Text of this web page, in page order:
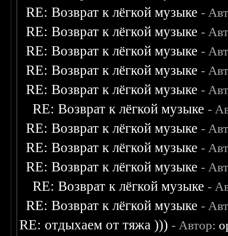
RE: Возврат к лёгкой музыке -
RE: Возврат к лёгкой музыке -
RE: Возврат к лёгкой музыке -
RE: Возврат к лёгкой музыке -
RE: Возврат к лёгкой музыке -
RE: Возврат к лёгкой музыке -
RE: Возврат к лёгкой музыке -
RE: Возврат к лёгкой музыке -
RE: Возврат к лёгкой музыке -
RE: Возврат к лёгкой музыке -
RE: Возврат к лёгкой музыке -
RE: отдыхаем от тяжа ))) - Автор: